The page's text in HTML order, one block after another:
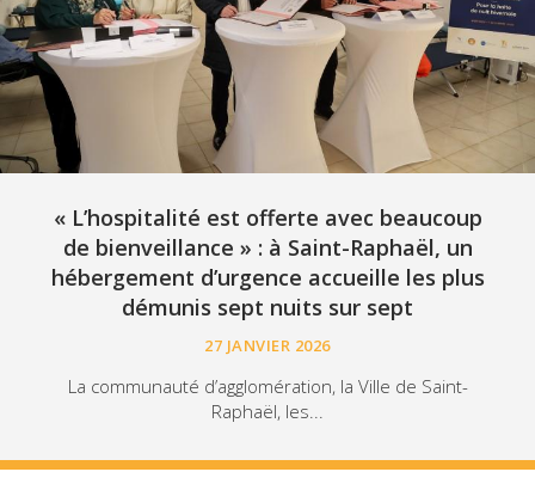
« L’hospitalité est offerte avec beaucoup
de bienveillance » : à Saint-Raphaël, un
hébergement d’urgence accueille les plus
démunis sept nuits sur sept
27 JANVIER 2026
La communauté d’agglomération, la Ville de Saint-
Raphaël, les...